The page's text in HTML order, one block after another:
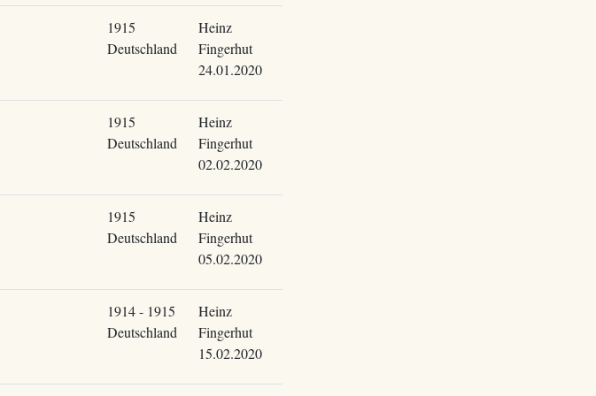
1915
Deutschland
Heinz
Fingerhut
24.01.2020
1915
Deutschland
Heinz
Fingerhut
02.02.2020
1915
Deutschland
Heinz
Fingerhut
05.02.2020
1914 - 1915
Deutschland
Heinz
Fingerhut
15.02.2020